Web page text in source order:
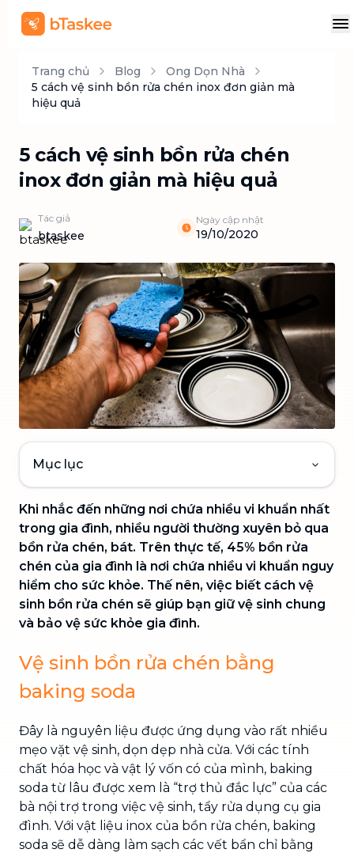
Trang chủ Blog
Ong Dọn Nhà
5 cách vệ sinh bồn rửa chén inox đơn giản mà
hiệu quả
5 cách vệ sinh bồn rửa chén
inox đơn giản mà hiệu quả
Tác giả
btaskee
Ngày cập nhật
19/10/2020
Mục lục
Khi nhắc đến những nơi chứa nhiều vi khuẩn nhất
trong gia đình, nhiều người thường xuyên bỏ qua
bồn rửa chén, bát. Trên thực tế, 45% bồn rửa
chén của gia đình là nơi chứa nhiều vi khuẩn nguy
hiểm cho sức khỏe. Thế nên, việc biết cách vệ
sinh bồn rửa chén sẽ giúp bạn giữ vệ sinh chung
và bảo vệ sức khỏe gia đình.
Vệ sinh bồn rửa chén bằng
baking soda
Đây là nguyên liệu được ứng dụng vào rất nhiều
mẹo vặt vệ sinh, dọn dẹp nhà cửa. Với các tính
chất hóa học và vật lý vốn có của mình, baking
soda từ lâu được xem là “trợ thủ đắc lực” của các
bà nội trợ trong việc vệ sinh, tẩy rửa dụng cụ gia
đình. Với vật liệu inox của bồn rửa chén, baking
soda sẽ dễ dàng làm sạch các vết bẩn chỉ bằng